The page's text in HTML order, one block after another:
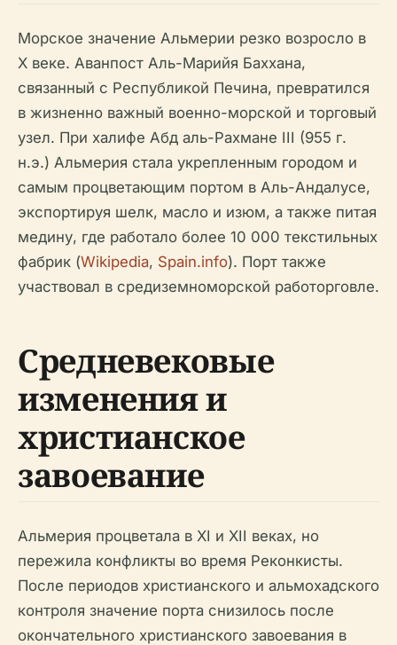
Морское значение Альмерии резко возросло в
X веке. Аванпост Аль-Марийя Баххана,
связанный с Республикой Печина, превратился
в жизненно важный военно-морской и торговый
узел. При халифе Абд аль-Рахмане III (955 г.
н.э.) Альмерия стала укрепленным городом и
самым процветающим портом в Аль-Андалусе,
экспортируя шелк, масло и изюм, а также питая
медину, где работало более 10 000 текстильных
фабрик (Wikipedia, Spain.info). Порт также
участвовал в средиземноморской работорговле.
Средневековые
изменения и
христианское
завоевание
Альмерия процветала в XI и XII веках, но
пережила конфликты во время Реконкисты.
После периодов христианского и альмохадского
контроля значение порта снизилось после
окончательного христианского завоевания в